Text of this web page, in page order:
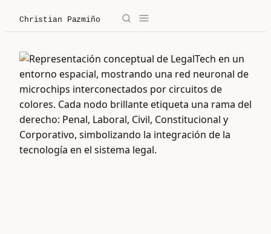
Christian Pazmiño
Christian Pazmiño
/ Blog
/ Derecho
/ Legaltech